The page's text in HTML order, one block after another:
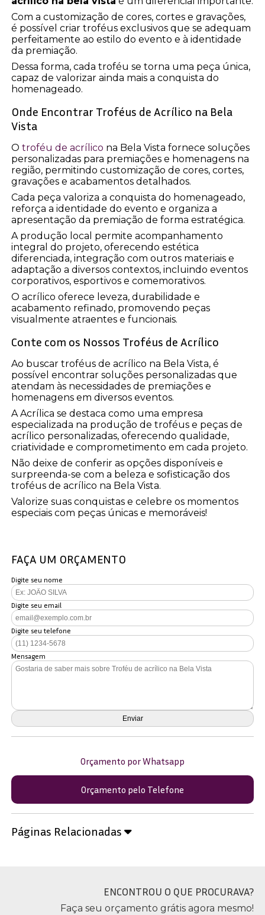
Com a customização de cores, cortes e gravações,
é possível criar troféus exclusivos que se adequam
perfeitamente ao estilo do evento e à identidade
da premiação.
Dessa forma, cada troféu se torna uma peça única,
capaz de valorizar ainda mais a conquista do
homenageado.
Onde Encontrar Troféus de Acrílico na Bela
Vista
Otroféu de acrílico na Bela Vista fornece soluções
personalizadas para premiações e homenagens na
região, permitindo customização de cores, cortes,
gravações e acabamentos detalhados.
Cada peça valoriza a conquista do homenageado,
reforça a identidade do evento e organiza a
apresentação da premiação de forma estratégica.
A produção local permite acompanhamento
integral do projeto, oferecendo estética
diferenciada, integração com outros materiais e
adaptação a diversos contextos, incluindo eventos
corporativos, esportivos e comemorativos.
O acrílico oferece leveza, durabilidade e
acabamento refinado, promovendo peças
visualmente atraentes e funcionais.
Conte com os Nossos Troféus de Acrílico
Ao buscar troféus de acrílico na Bela Vista, é
possível encontrar soluções personalizadas que
atendam às necessidades de premiações e
homenagens em diversos eventos.
A Acrílica se destaca como uma empresa
especializada na produção de troféus e peças de
acrílico personalizadas, oferecendo qualidade,
criatividade e comprometimento em cada projeto.
Não deixe de conferir as opções disponíveis e
surpreenda-se com a beleza e sofisticação dos
troféus de acrílico na Bela Vista.
Valorize suas conquistas e celebre os momentos
especiais com peças únicas e memoráveis!
FAÇA UM ORÇAMENTO
Digite seu nome
Digite seu email
Digite seu telefone
Mensagem
Orçamento por Whatsapp
Orçamento pelo Telefone
Páginas Relacionadas
ENCONTROU O QUE PROCURAVA?
Faça seu orçamento grátis agora mesmo!